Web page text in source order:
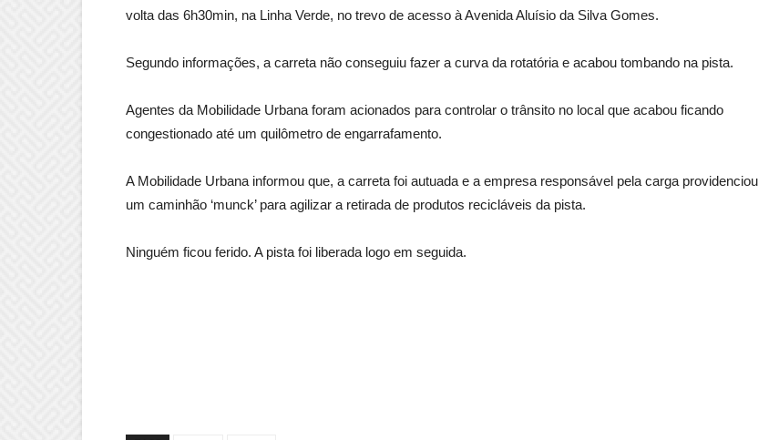
volta das 6h30min, na Linha Verde, no trevo de acesso à Avenida Aluísio da Silva Gomes.
Segundo informações, a carreta não conseguiu fazer a curva da rotatória e acabou tombando na pista.
Agentes da Mobilidade Urbana foram acionados para controlar o trânsito no local que acabou ficando
congestionado até um quilômetro de engarrafamento.
A Mobilidade Urbana informou que, a carreta foi autuada e a empresa responsável pela carga providenciou
um caminhão ‘munck’ para agilizar a retirada de produtos recicláveis da pista.
Ninguém ficou ferido. A pista foi liberada logo em seguida.